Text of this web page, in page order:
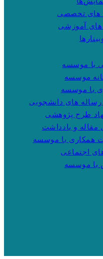
تخصصی
های آموزشی
با موسسه
موسسه
با موسسه
رساله های دانشجویی
طرح پژوهشی
مقاله و یادداشت
همکاری با موسسه
اجتماعی
با موسسه